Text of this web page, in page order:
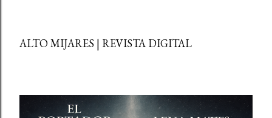
ALTO MIJARES | REVISTA DIGITAL